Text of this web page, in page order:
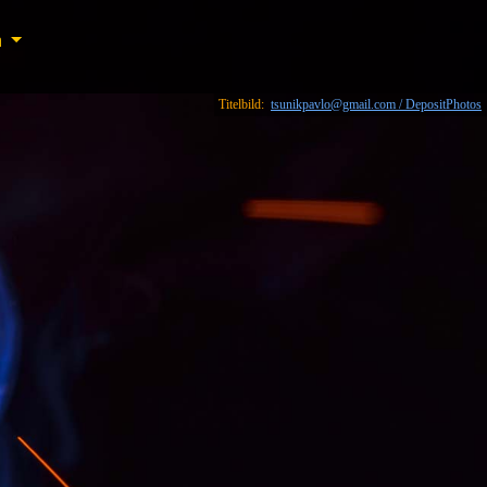
Titelbild: tsunikpavlo@gmail.com / DepositPhotos